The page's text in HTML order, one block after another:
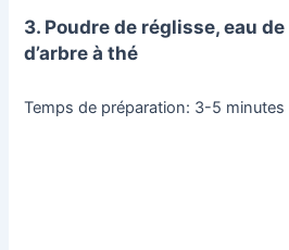
3. Poudre de réglisse, eau
d’arbre à thé
Temps de préparation: 3-5 minutes